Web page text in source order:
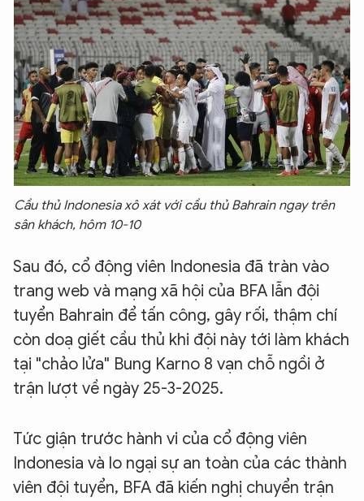
Cầu thủ Indonesia xô xát với cầu thủ Bahrain ngay trên
sân khách, hôm 10-10
Sau đó, cổ động viên Indonesia đã tràn vào
trang web và mạng xã hội của BFA lẫn đội
tuyển Bahrain để tấn công, gây rối, thậm chí
còn doạ giết cầu thủ khi đội này tới làm khách
tại "chảo lửa" Bung Karno 8 vạn chỗ ngồi ở
trận lượt về ngày 25-3-2025.
Tức giận trước hành vi của cổ động viên
Indonesia và lo ngại sự an toàn của các thành
viên đội tuyển, BFA đã kiến nghị chuyển trận